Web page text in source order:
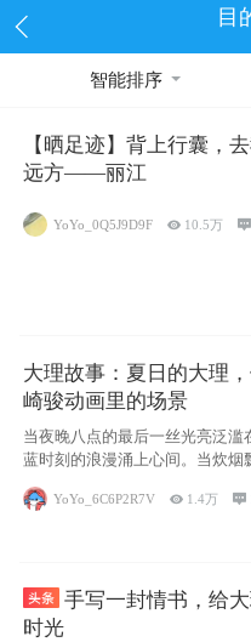
目
智能排序
【晒足迹】背上行囊，
远方——丽江
YoYo_0Q5J9D9F  10.5万
大理故事：夏日的大理
崎骏动画里的场景
当夜晚八点的最后一丝光亮泛滥
蓝时刻的浪漫涌上心间。当炊烟
YoYo_6C6P2R7V  1.4万 
手写一封情书，给
时光